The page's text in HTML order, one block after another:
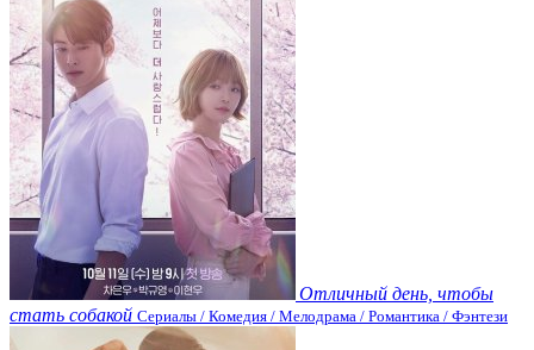
Отличный день, чтобы
стать собакой Сериалы / Комедия / Мелодрама / Романтика / Фэнтези